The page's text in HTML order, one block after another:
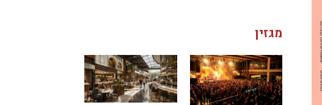
מגזין